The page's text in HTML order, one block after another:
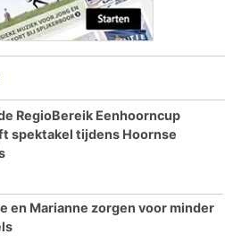
RegioBereik Eenhoorncup
spektakel tijdens Hoornse
en Marianne zorgen voor minder